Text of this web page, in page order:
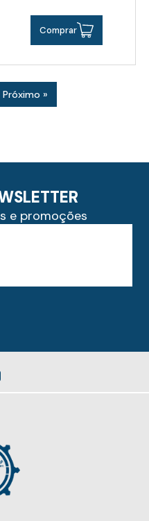
Comprar
Próximo »
e promoções